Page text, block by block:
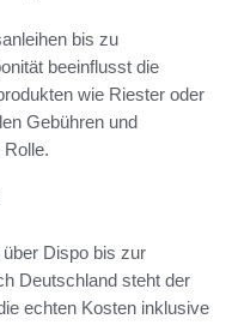
bis zu
beeinflusst die
wie Riester oder
Gebühren und
Dispo bis zur
Deutschland steht der
echten Kosten inklusive